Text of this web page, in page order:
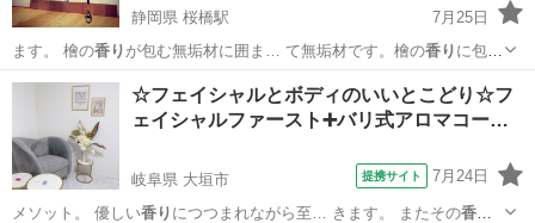
静岡県 桜橋駅
7月25日
ます。 檜の香り が包む無垢材に囲ま… て無垢材です。檜の香り に包ま
れて、心地よ…
静岡 静岡市 桜橋駅 TRX
☆フェイシャルとボディのいいとこどり☆フ
ェイシャルファースト➕バリ式アロマコー…
岐阜県 大垣市 提携サイト 7月24日
メソット。 優しい香り につつまれながら至… きます。 またその香り